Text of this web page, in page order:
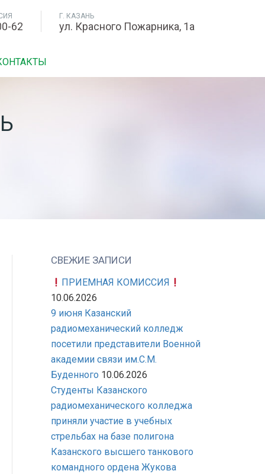
62
Г. КАЗАНЬ
ул. Красного Пожарника, 1а
СВЕЖИЕ ЗАПИСИ
ПРИЕМНАЯ КОМИССИЯ
10.06.2026
9 июня Казанский
радиомеханический колледж
посетили представители Военной
академии связи им.С.М.
Буденного 10.06.2026
Студенты Казанского
радиомеханического колледжа
приняли участие в учебных
стрельбах на базе полигона
Казанского высшего танкового
командного ордена Жукова